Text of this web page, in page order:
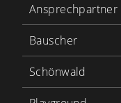
Ansprechpartner
Bauscher
Schönwald